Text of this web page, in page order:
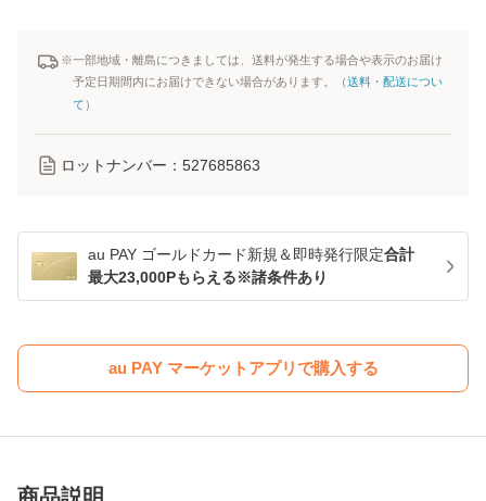
※一部地域・離島につきましては、送料が発生する場合や表示のお届け
予定日期間内にお届けできない場合があります。（送料・配送につい
て ）
ロットナンバー： 527685863
au PAY ゴールドカード新規＆即時発行限定合計
最大23,000Pもらえる※諸条件あり
au PAY マーケットアプリで購入する